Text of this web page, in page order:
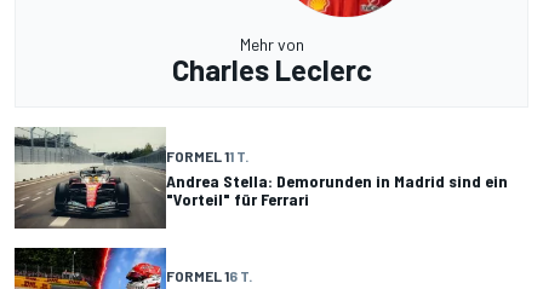
Mehr von
Charles Leclerc
FORMEL 11 T.
Andrea Stella: Demorunden in Madrid sind ein
"Vorteil" für Ferrari
FORMEL 16 T.